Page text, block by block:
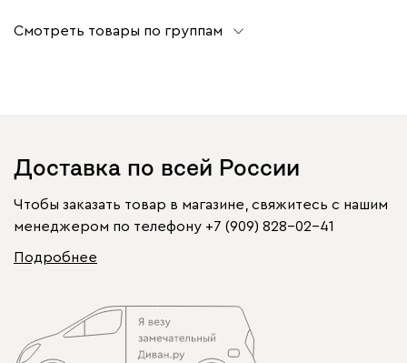
Смотреть товары по группам
Доставка по всей России
Чтобы заказать товар в магазине, свяжитесь с нашим
менеджером по телефону +7 (909) 828-02-41
Подробнее